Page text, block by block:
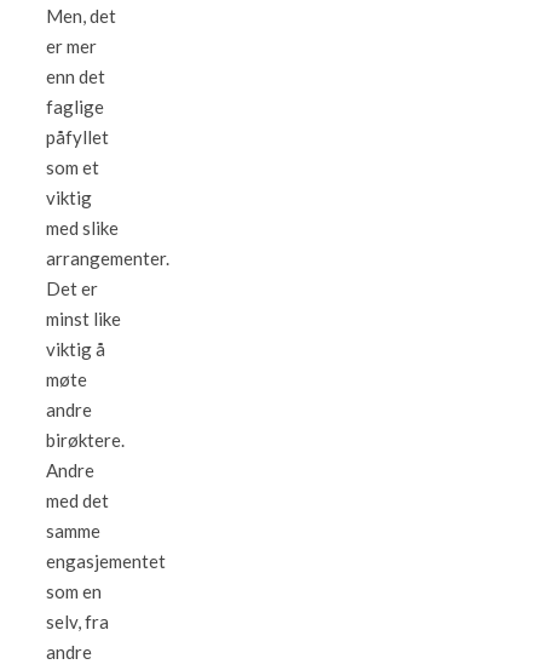
Men, det
er mer
enn det
faglige
påfyllet
som et
viktig
med slike
arrangementer.
Det er
minst like
viktig å
møte
andre
birøktere.
Andre
med det
samme
engasjementet
som en
selv, fra
andre